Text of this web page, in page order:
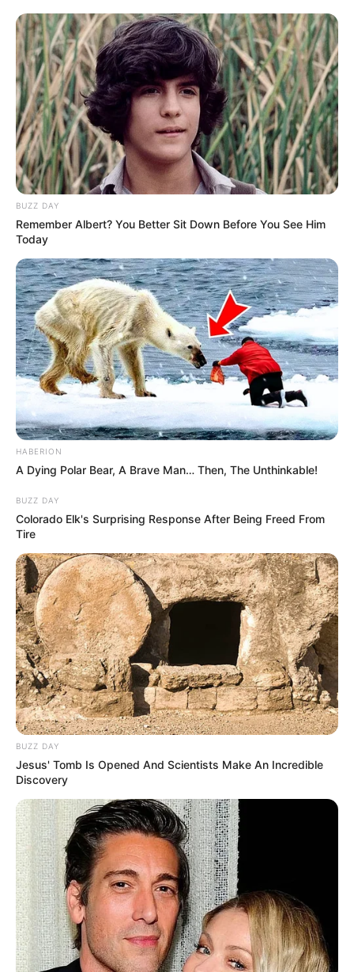
BUZZ DAY
Remember Albert? You Better Sit Down Before You See Him
Today
HABERION
A Dying Polar Bear, A Brave Man… Then, The Unthinkable!
BUZZ DAY
Colorado Elk's Surprising Response After Being Freed From
Tire
BUZZ DAY
Jesus' Tomb Is Opened And Scientists Make An Incredible
Discovery